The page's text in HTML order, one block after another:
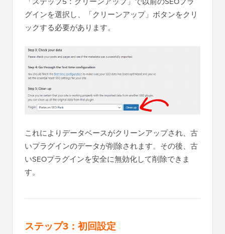
グインを選択し、「クリーンアップ」ボタンをクリ
ックする必要があります。
これによりデータベースがクリーンアップされ、古
いプラグインのデータが削除されます。その後、古
いSEOプラグインを安全に無効化して削除できま
す。
ステップ3：初回設定